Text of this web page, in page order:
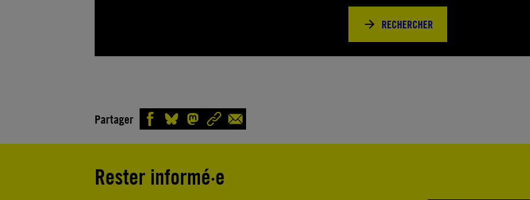
RECHERCHER
Partager
Rester informé·e